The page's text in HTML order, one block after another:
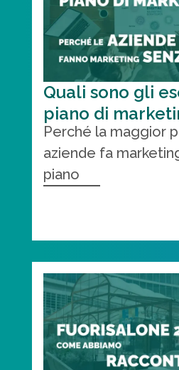
Quali sono gli
piano di
Perché la maggior
aziende fa
piano